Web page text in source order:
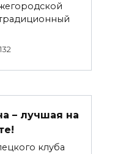
132
– лучшая на
клуба